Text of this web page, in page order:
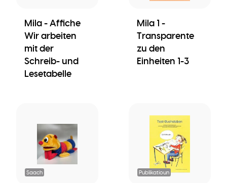
Mila - Affiche
Wir arbeiten
mit der
Schreib- und
Lesetabelle
Mila 1 -
Transparente
zu den
Einheiten 1-3
Saach Publikatioun